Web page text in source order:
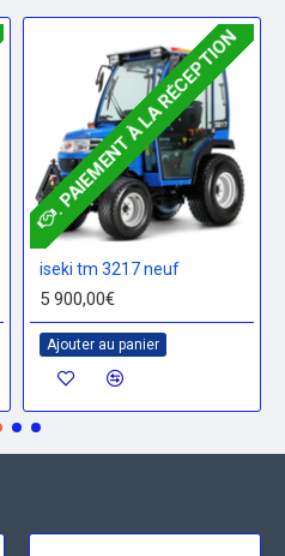
. PAIEMENT À LA RÉCEPTION
iseki tm 3217 neuf
5 900,00€
Ajouter au panier